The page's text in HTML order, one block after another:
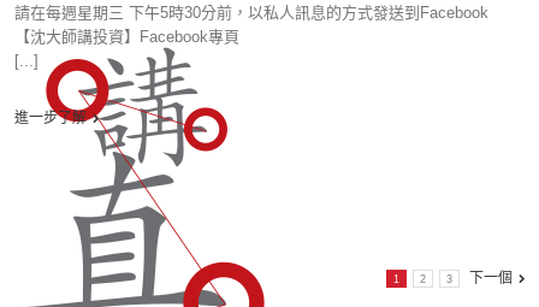
請在每週星期三 下午5時30分前，以私人訊息的方式發送到Facebook
【沈大師講投資】Facebook專頁
[...]
進一步了解
1 2 3 下一個